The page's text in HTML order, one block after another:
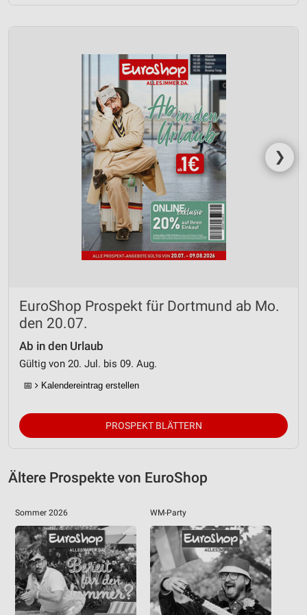
❯
EuroShop Prospekt für Dortmund ab Mo.
den 20.07.
Ab in den Urlaub
Gültig von 20. Jul. bis 09. Aug.
📅 Kalendereintrag erstellen
PROSPEKT BLÄTTERN
Ältere Prospekte von EuroShop
Sommer 2026 WM-Party
Verwendung von Profilen zur Auswahl
personalisierter Inhalte
Messung der Werbeleistung
Messung der Performance von Inhalten
Analyse von Zielgruppen durch Statistiken oder
Kombinationen von Daten aus verschiedenen
Entwicklung und Verbesserung der Angebote
Verwendung reduzierter Daten zur Auswahl von
Geräte anhand von aktiv angeforderten
Informationen identifizieren
Funktional